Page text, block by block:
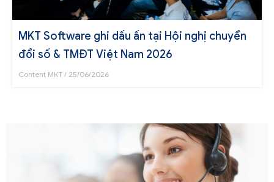
MKT Software ghi dấu ấn tại Hội nghị chuyển
đổi số & TMĐT Việt Nam 2026
Content MKT 25/06/2026